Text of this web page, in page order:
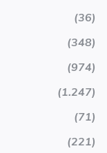
(36)
(348)
(974)
(1.247)
(71)
(221)